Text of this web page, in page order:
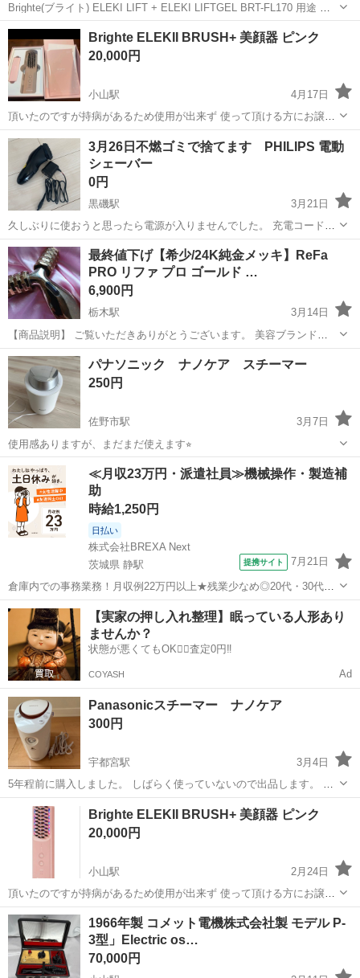
Brighte(ブライト) ELEKI LIFT + ELEKI LIFTGEL BRT-FL170 用途 顔
電源 バッテリー式 ブランド Brighte メーカー Brighte 新品未開封 写真
撮影のため一度外箱...
栃木 小山市 ビニール
Brighte ELEKII BRUSH+ 美顔器 ピンク
20,000円
小山駅
4月17日
頂いたのですが持病があるため使用が出来ず 使って頂ける方にお譲り
します！ スカルプ、フェイス、ボディに対応した 多機能美顔器。 モ
デル名: ELEKII BRUSH+ 色: ピンク（限定カラー） 機能: スカルプ・
フェイ...
栃木 小山市 小山駅 美容家電 美顔器
3月26日不燃ゴミで捨てます PHILIPS 電動
シェーバー
0円
黒磯駅
3月21日
久しぶりに使おうと思ったら電源が入りませんでした。 充電コードの
被膜が破れていますが本線の赤黒は切れてませんでした。 おそらく本
体の電池交換で動きそうな気がします。
栃木 那須塩原市 黒磯駅 美容家電 シェーバー
最終値下げ【希少/24K純金メッキ】ReFa
PRO リファ プロ ゴールド …
6,900円
栃木駅
3月14日
【商品説明】 ご覧いただきありがとうございます。 美容ブランド
「ReFa（リファ）」の、非常に希少な24Kゴールドメッキ仕様の美顔
ローラー「ReFa PRO（エヴァンジール）」です。 通常モデル（シル
バー）よりも通電性...
栃木 栃木市 栃木駅 美容家電
パナソニック ナノケア スチーマー
250円
佐野市駅
3月7日
使用感ありますが、まだまだ使えます⭐︎
栃木 佐野市 佐野市駅 美容家電 ナノケア
≪月収23万円・派遣社員≫機械操作・製造補
助
時給1,250円
日払い
株式会社BREXA Next
茨城県 静駅
提携サイト 7月21日
倉庫内での事務業務！月収例22万円以上★残業少なめ◎20代・30代・
40代の男女活躍中！空調完備で快適作業★食堂利用可◎マイカー通勤
OK◎無料駐車場完備！《茨城県常陸大宮市》 人気の工場のお仕事 ◇
電子部品製造倉庫内の事務...
茨城 常陸大宮市 静駅 その他
【実家の押し入れ整理】眠っている人形あり
ませんか？
状態が悪くてもOK🙆‍♀️査定0円‼️
COYASH Ad
Panasonicスチーマー ナノケア
300円
宇都宮駅
3月4日
5年程前に購入しました。 しばらく使っていないので出品します。 説
明書や箱はありません。
栃木 宇都宮市 ナノケア
Brighte ELEKII BRUSH+ 美顔器 ピンク
20,000円
小山駅
2月24日
頂いたのですが持病があるため使用が出来ず 使って頂ける方にお譲り
します！ スカルプ、フェイス、ボディに対応した 多機能美顔器。 モ
デル名: ELEKII BRUSH+ 色: ピンク（限定カラー） 機能: スカルプ・
フェイ...
栃木 小山市 小山駅 美容家電 美顔器
1966年製 コメット電機株式会社製 モデル P-
3型」Electric os…
70,000円